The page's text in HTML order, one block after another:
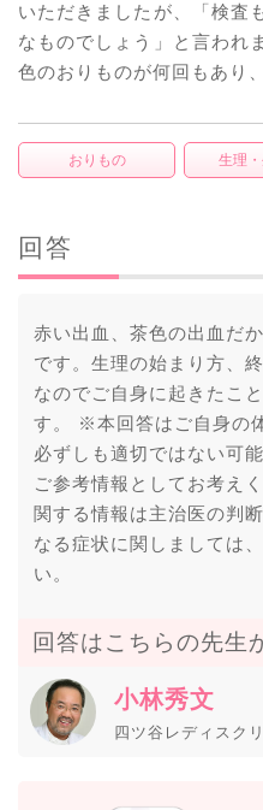
いただきましたが、「検査
なものでしょう」と言われ
色のおりものが何回もあり
おりもの 生理
回答
赤い出血、茶色の出血だ
です。生理の始まり方、
なのでご自身に起きたこ
す。 ※本回答はご自身の
必ずしも適切ではない可
ご参考情報としてお考え
関する情報は主治医の判
なる症状に関しましては
い。
回答はこちらの先生
小林秀文
四ツ谷レディスク